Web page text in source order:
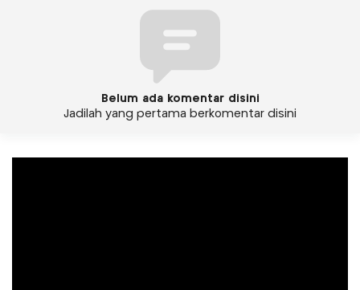
Belum ada komentar disini
Jadilah yang pertama berkomentar disini